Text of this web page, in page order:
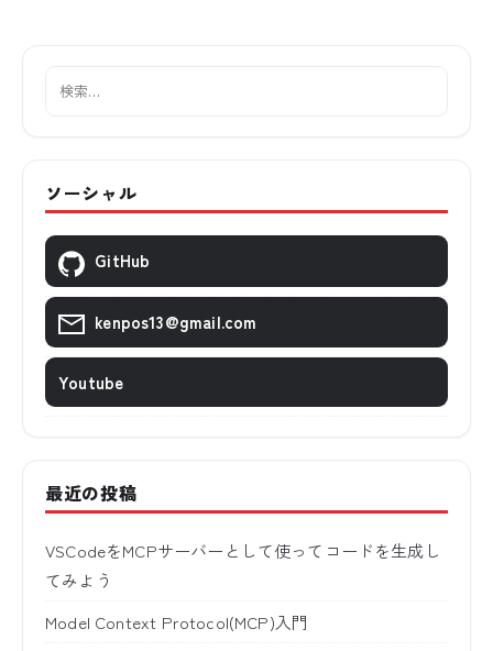
ソーシャル
GitHub
kenpos13@gmail.com
Youtube
最近の投稿
VSCodeをMCPサーバーとして使ってコードを生成し
てみよう
Model Context Protocol(MCP)入門